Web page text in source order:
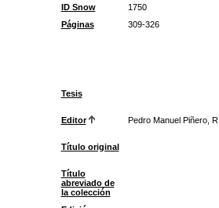
ID Snow
1750
Páginas
309-326
Tesis
Editor Pedro Manuel Piñero, R.
Título original
Título
abreviado de
la colección